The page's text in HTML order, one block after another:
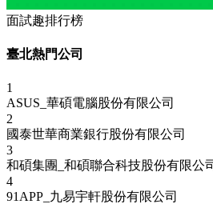
面試趣排行榜
臺北熱門公司
1
ASUS_華碩電腦股份有限公司
2
國泰世華商業銀行股份有限公司
3
和碩集團_和碩聯合科技股份有限公
4
91APP_九易宇軒股份有限公司